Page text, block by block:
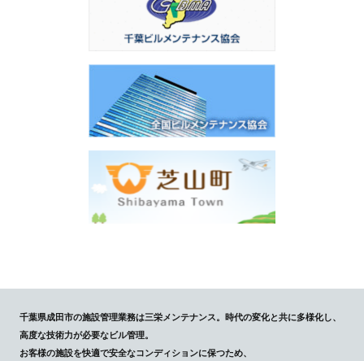
千葉県成田市の施設管理業務は三栄メンテナンス。時代の変化と共に多様化し、
高度な技術力が必要なビル管理。
お客様の施設を快適で安全なコンディションに保つため、